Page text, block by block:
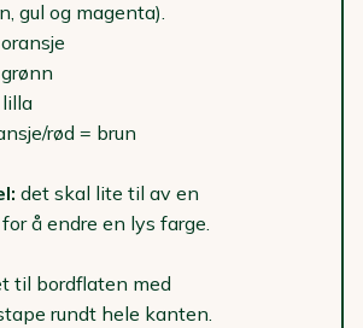
gul og magenta).
lilla
rød = brun
det skal lite til av en
å endre en lys farge.
til bordflaten med
rundt hele kanten.